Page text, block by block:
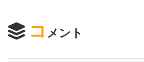
コ メント